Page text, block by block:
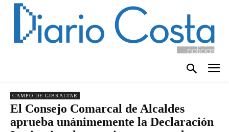
CAMPO DE GIBRALTAR
El Consejo Comarcal de Alcaldes
aprueba unánimemente la Declaración